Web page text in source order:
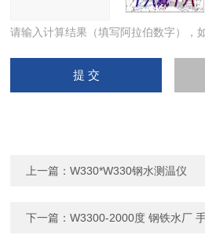
请输入计算结果（填写阿拉伯数字），
上一篇：W330*W330钢水测温仪
下一篇：W3300-2000度 钢铁水厂